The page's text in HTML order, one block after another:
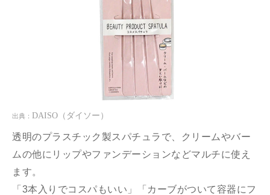
出典： DAISO （ダイソー）
透明のプラスチック製スパチュラで、クリームやバー
ムの他にリップやファンデーションなどマルチに使え
ます。
「3本入りでコスパもいい」「カーブがついて容器にフ